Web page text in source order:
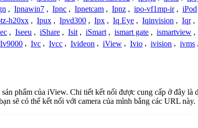
, Ipnawin7 , Ipnc , Ipnetcam , Ipnz , ipo-vf1mp-ir , iPod
h20xx , Ipux , Ipvd300 , Ipx , Iq Eye , Iqinvision , Iqr ,
, Iseeu , iShare , Isit , iSmart , ismart gate , ismartview ,
Iv9000 , Ivc , Ivcc , Ivideon , iView , Ivio , ivision , ivms ,
phẩm của iView. Chi tiết kết nối được cung cấp ở đây
sẽ có thể kết nối với camera của mình bằng các URL này.